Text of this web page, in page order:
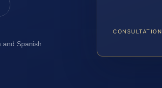
and Spanish
CONSULTATION